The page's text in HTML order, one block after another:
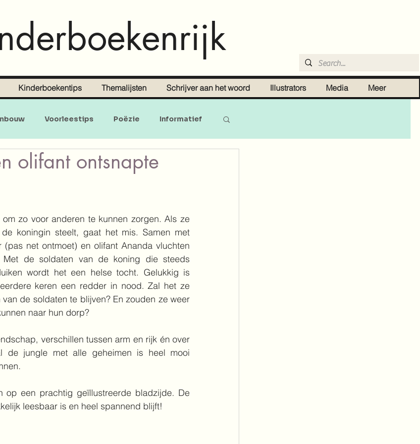
Kinderboekentips Themalijsten Schrijver aan het woord Illustrators Media Meer
Voorleestips Poëzie Informatief
en zoekboeken Baby's en peuters
olifant ontsnapte
zo voor anderen te kunnen zorgen. Als ze
koningin steelt, gaat het mis. Samen met
(pas net ontmoet) en olifant Ananda vluchten
de soldaten van de koning die steeds
wordt het een helse tocht. Gelukkig is
keren een redder in nood. Zal het ze
de soldaten te blijven? En zouden ze weer
naar hun dorp?
verschillen tussen arm en rijk én over
de jungle met alle geheimen is heel mooi
op een prachtig geïllustreerde bladzijde. De
leesbaar is en heel spannend blijft!